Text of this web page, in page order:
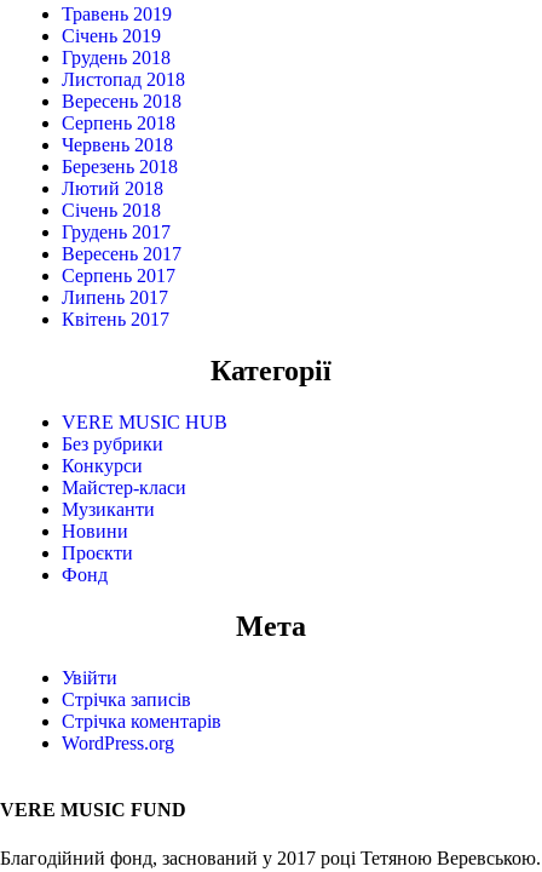
Травень 2019
Січень 2019
Грудень 2018
Листопад 2018
Вересень 2018
Серпень 2018
Червень 2018
Березень 2018
Лютий 2018
Січень 2018
Грудень 2017
Вересень 2017
Серпень 2017
Липень 2017
Квітень 2017
Категорії
VERE MUSIC HUB
Без рубрики
Конкурси
Майстер-класи
Музиканти
Новини
Проєкти
Фонд
Мета
Увійти
Стрічка записів
Стрічка коментарів
WordPress.org
VERE MUSIC FUND
Благодійний фонд, заснований у 2017 році Тетяною Веревською.